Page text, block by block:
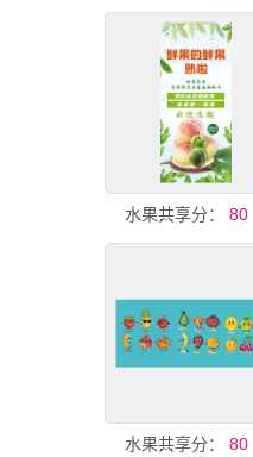
水果展架
共享分： 80
水果表情
共享分： 80